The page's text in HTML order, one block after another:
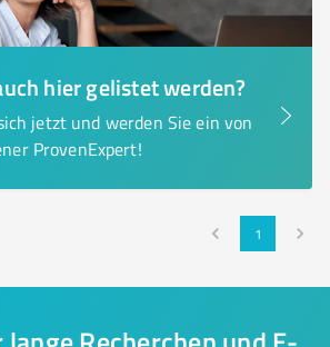
hier gelistet werden?
jetzt und werden Sie ein von
ProvenExpert!
1